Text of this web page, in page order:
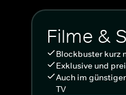
Filme &
Blockbuster kurz
Exklusive und
Auch im
TV